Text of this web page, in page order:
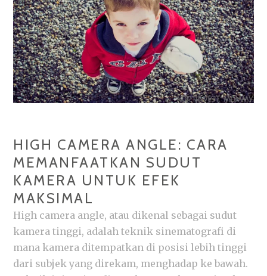
HIGH CAMERA ANGLE: CARA
MEMANFAATKAN SUDUT
KAMERA UNTUK EFEK
MAKSIMAL
High camera angle, atau dikenal sebagai sudut
kamera tinggi, adalah teknik sinematografi di
mana kamera ditempatkan di posisi lebih tinggi
dari subjek yang direkam, menghadap ke bawah.